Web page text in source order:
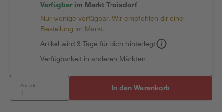
Verfügbar im MarktTroisdorf
Nur wenige verfügbar. Wir empfehlen dir eine
Bestellung im Markt.
Artikel wird 3 Tage für dich hinterlegt
Verfügbarkeit in anderen Märkten
Anzahl: In den Warenkorb